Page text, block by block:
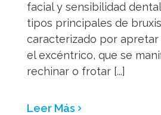
facial y sensibilidad
tipos principales de
caracterizado por
el excéntrico, que se
rechinar o frotar [...]
Leer Más